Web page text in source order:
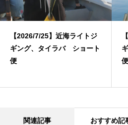
【2026/7/25】近海ライトジ
ギング、タイラバ ショート
便
便
関連記事 おすすめ記